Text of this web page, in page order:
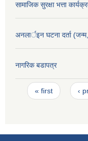
सामाजिक सुरक्षा भत्ता
अनलार्इन घटना दर्ता
नागरिक बडापत्र
Pages
« first ‹